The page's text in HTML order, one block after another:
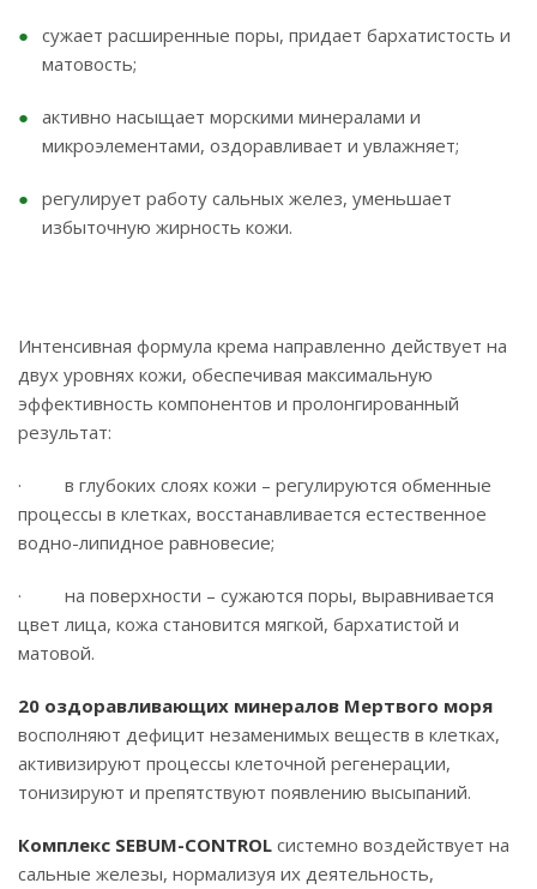
сужает расширенные поры, придает бархатистость и
матовость;
активно насыщает морскими минералами и
микроэлементами, оздоравливает и увлажняет;
регулирует работу сальных желез, уменьшает
избыточную жирность кожи.
Интенсивная формула крема направленно действует на
двух уровнях кожи, обеспечивая максимальную
эффективность компонентов и пролонгированный
результат:
· в глубоких слоях кожи – регулируются обменные
процессы в клетках, восстанавливается естественное
водно-липидное равновесие;
· на поверхности – сужаются поры, выравнивается
цвет лица, кожа становится мягкой, бархатистой и
матовой.
20 оздоравливающих минералов Мертвого моря
восполняют дефицит незаменимых веществ в клетках,
активизируют процессы клеточной регенерации,
тонизируют и препятствуют появлению высыпаний.
Комплекс SEBUM-CONTROL системно воздействует на
сальные железы, нормализуя их деятельность,